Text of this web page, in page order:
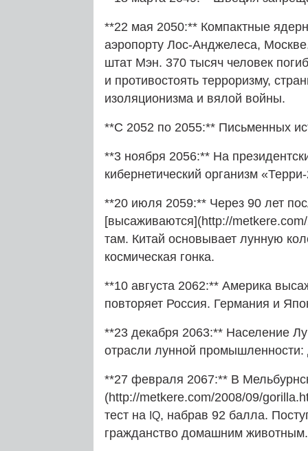
**22 мая 2050:** Компактные
аэропорту Лос-Анджелеса,
штат Мэн. 370 тысяч человек
и противостоять терроризму,
изоляционизма и вялой войны.
**С 2052 по 2055:** Письменных
**3 ноября 2056:** На
кибернетический организм
**20 июля 2059:** Через 90 лет
[высаживаются](http://
там. Китай основывает лунную
космическая гонка.
**10 августа 2062:** Америка
повторяет Россия. Германия и
**23 декабря 2063:** Население
отрасли лунной
**27 февраля 2067:** В
(http://metkere.com/2008/09/
тест на IQ, набрав 92 балла.
гражданство домашним животным.